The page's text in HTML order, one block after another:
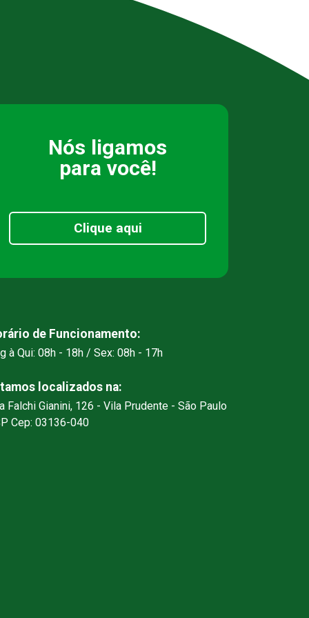
Nós ligamos
para você!
Clique aqui
de Funcionamento:
à Qui: 08h - 18h / Sex: 08h - 17h
localizados na:
Falchi Gianini, 126 - Vila Prudente - São Paulo
Cep: 03136-040